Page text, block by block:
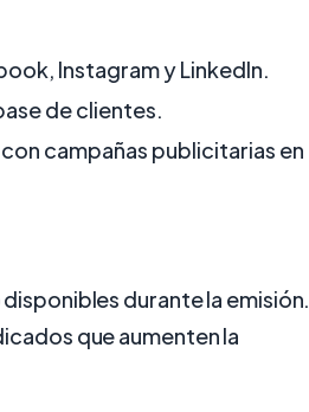
Instagram y LinkedIn.
de clientes.
campañas publicitarias en
durante la emisión.
que aumenten la